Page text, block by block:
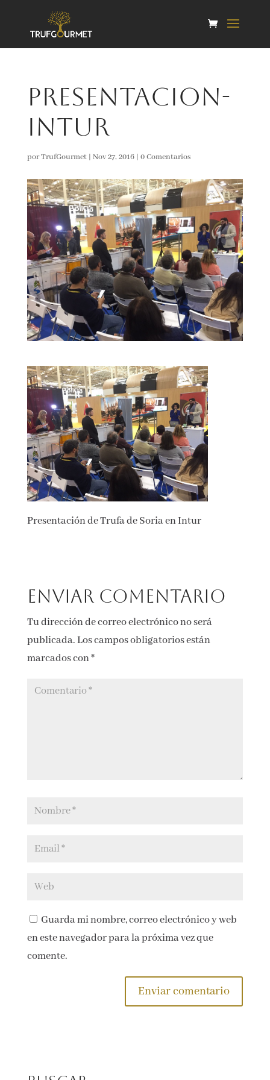
presentacion-
intur
porTrufGourmet| Nov 27, 2016| 0 Comentarios
Presentación de Trufa de Soria en Intur
Enviar comentario
Tu dirección de correo electrónico no será
publicada.Los campos obligatorios están
marcados con*
Guarda mi nombre, correo electrónico y web
en este navegador para la próxima vez que
comente.